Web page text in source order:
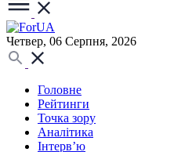
Четвер, 06 Серпня, 2026
Головне
Рейтинги
Точка зору
Аналітика
Інтерв’ю